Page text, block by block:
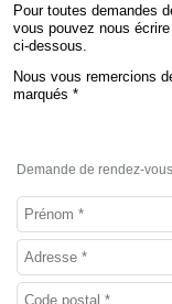
Pour toutes demandes
vous pouvez nous
ci-dessous.
Nous vous remercions
marqués *
Demande de rendez-vous